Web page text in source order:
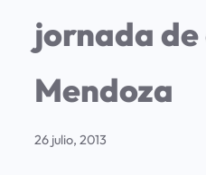
jornada
Mendoza
26 julio, 2013